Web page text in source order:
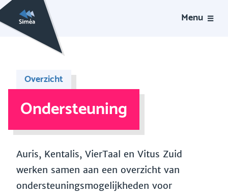
Menu
Overzicht
Ondersteuning
Auris, Kentalis, VierTaal en Vitus Zuid
werken samen aan een overzicht van
ondersteuningsmogelijkheden voor